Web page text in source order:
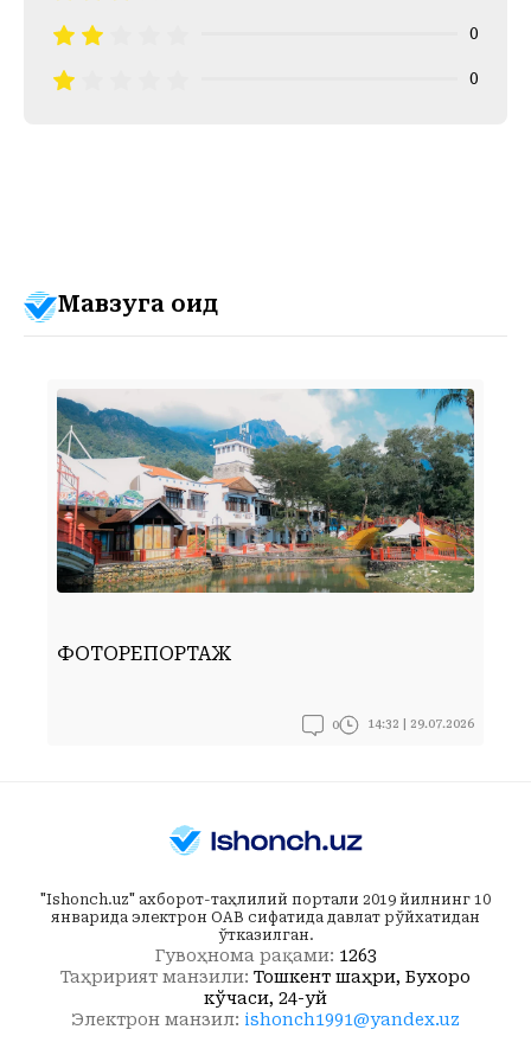
0
0
Мавзуга оид
ФОТОРЕПОРТАЖ
0 14:32 | 29.07.2026
"Ishonch.uz" ахборот-таҳлилий портали 2019 йилнинг 10
январида электрон ОАВ сифатида давлат рўйхатидан
ўтказилган.
Гувоҳнома рақами: 1263
Таҳририят манзили: Тошкент шаҳри, Бухоро
кўчаси, 24-уй
Электрон манзил: ishonch1991@yandex.uz